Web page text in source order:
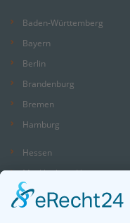
Baden-Württemberg
Bayern
Berlin
Brandenburg
Bremen
Hamburg
Hessen
Mecklenburg-Vorpommern
Niedersachsen